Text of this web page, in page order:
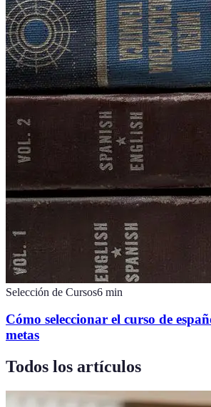
Selección de Cursos6 min
Cómo seleccionar el curso de
metas
Todos los artículos